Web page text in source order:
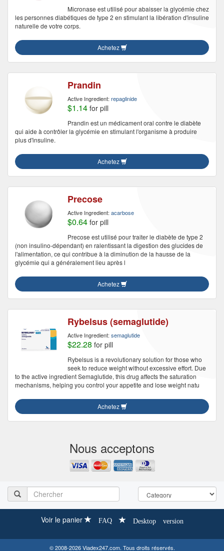
Micronase est utilisé pour abaisser la glycémie chez
les personnes diabétiques de type 2 en stimulant la libération d'insuline
naturelle de votre corps.
Achetez
Prandin
Active Ingredient: repaglinide
$1.14 for pill
Prandin est un médicament oral contre le diabète
qui aide à contrôler la glycémie en stimulant l'organisme à produire
plus d'insuline.
Achetez
Precose
Active Ingredient: acarbose
$0.64 for pill
Precose est utilisé pour traiter le diabète de type 2
(non insulino-dépendant) en ralentissant la digestion des glucides de
l'alimentation, ce qui contribue à la diminution de la hausse de la
glycémie qui a généralement lieu après l
Achetez
Rybelsus (semaglutide)
Active Ingredient: semaglutide
$22.28 for pill
Rybelsus is a revolutionary solution for those who
seek to reduce weight without excessive effort. Due
to the active ingredient Semaglutide, this drug affects the saturation
mechanisms, helping you control your appetite and lose weight natu
Achetez
Nous acceptons
Voir le panier FAQ Desktop version
© 2008-2026 Viadex247.com. Tous droits réservés.